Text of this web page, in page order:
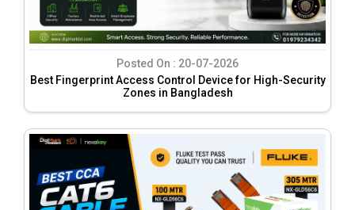
Posted On : 20-07-2026
Best Fingerprint Access Control Device for High-Security
Zones in Bangladesh